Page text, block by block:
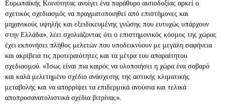
Ευρωπαϊκής Κοινότητας ανοίγει ένα παράθυρο αισιοδοξίας αρκεί ο
σχετικός σχεδιασμός να πραγματοποιηθεί από επιστήμονες και
μηχανικούς υψηλής και εξειδικευμένης γνώσης που ευτυχώς υπάρχουν
στην Ελλάδα», λέει σχολιάζοντας ότι ο επιστημονικός κόσμος της χώρας
έχει εκπονήσει πλήθος μελετών που υποδεικνύουν με μεγάλη σαφήνεια
και ακρίβεια τις προτεραιότητες και τα μέτρα του απαραίτητου
σχεδιασμού. «Ίσως είναι πια καιρός να υλοποιήσει η χώρα ένα σοβαρό
και καλά μελετημένο σχέδιο ανάσχεσης της αστικής κλιματικής
μεταβολής και να απορρίψει τα επιδερμικά ανούσια και τελικά
αποπροσανατολιστικά σχέδια βιτρίνας».